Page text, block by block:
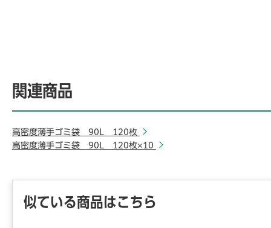
関連商品
高密度薄手ゴミ袋 90L 120枚
高密度薄手ゴミ袋 90L 120枚×10
似ている商品はこちら